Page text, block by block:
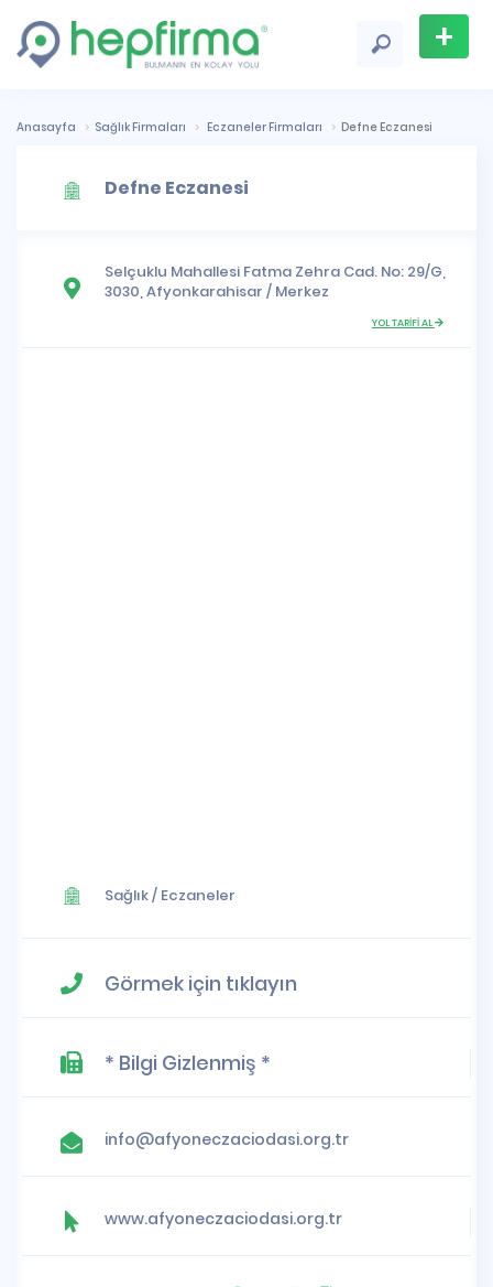
+
Ekle
Anasayfa Sağlık Firmaları Eczaneler Firmaları Defne Eczanesi
Defne Eczanesi
Selçuklu Mahallesi Fatma Zehra Cad. No: 29/G,
3030,Afyonkarahisar / Merkez
YOL TARİFİ AL
Sağlık/ Eczaneler
Görmek için tıklayın
* Bilgi Gizlenmiş *
info@afyoneczaciodasi.org.tr
www.afyoneczaciodasi.org.tr